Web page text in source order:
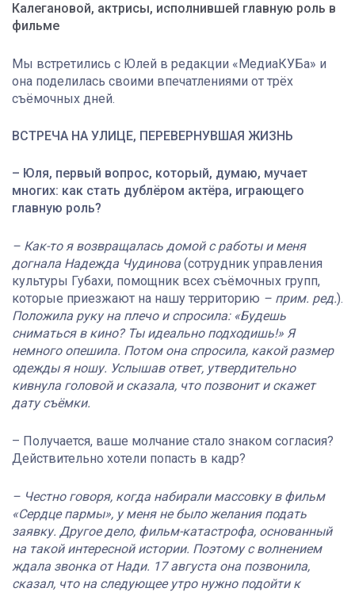
Калегановой, актрисы, исполнившей главную роль в
фильме
Мы встретились с Юлей в редакции «МедиаКУБа» и
она поделилась своими впечатлениями от трёх
съёмочных дней.
ВСТРЕЧА НА УЛИЦЕ, ПЕРЕВЕРНУВШАЯ ЖИЗНЬ
– Юля, первый вопрос, который, думаю, мучает
многих: как стать дублёром актёра, играющего
главную роль?
– Как-то я возвращалась домой с работы и меня
догнала Надежда Чудинова (сотрудник управления
культуры Губахи, помощник всех съёмочных групп,
которые приезжают на нашу территорию – прим. ред.).
Положила руку на плечо и спросила: «Будешь
сниматься в кино? Ты идеально подходишь!» Я
немного опешила. Потом она спросила, какой размер
одежды я ношу. Услышав ответ, утвердительно
кивнула головой и сказала, что позвонит и скажет
дату съёмки.
– Получается, ваше молчание стало знаком согласия?
Действительно хотели попасть в кадр?
– Честно говоря, когда набирали массовку в фильм
«Сердце пармы», у меня не было желания подать
заявку. Другое дело, фильм-катастрофа, основанный
на такой интересной истории. Поэтому с волнением
ждала звонка от Нади. 17 августа она позвонила,
сказал, что на следующее утро нужно подойти к